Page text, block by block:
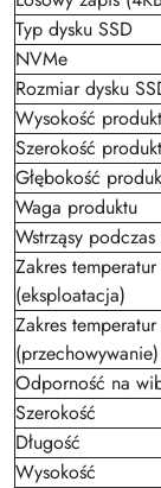
Typ dysku SSD
NVMe
Rozmiar dysku
Wysokość
Szerokość
Głębokość
Waga produktu
Wstrząsy
Zakres temperatur
(eksploatacja)
Zakres temperatur
(przechowywanie)
Odporność na
Szerokość
Długość
Wysokość